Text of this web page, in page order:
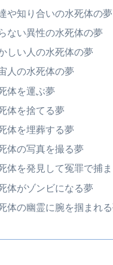
や知り合いの水死体の夢
ない異性の水死体の夢
しい人の水死体の夢
人の水死体の夢
体を運ぶ夢
体を捨てる夢
体を埋葬する夢
体の写真を撮る夢
体を発見して冤罪で捕
体がゾンビになる夢
体の幽霊に腕を掴まれ